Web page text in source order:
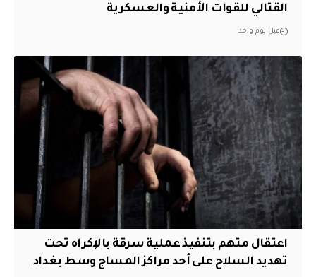
القتالي للقوات الأمنية والعسكرية
قبل يوم واحد
اعتقال متهم بتنفيذ عملية سرقة بالإكراه تحت
تهديد السلاح على أحد مراكز المساج وسط بغداد